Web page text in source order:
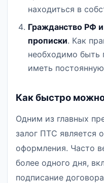
находиться в
Гражданство РФ
прописки. Как
необходимо быть
иметь
Как быстро
Одним из главных
залог ПТС является
оформления. Часто
более одного дня,
подписание